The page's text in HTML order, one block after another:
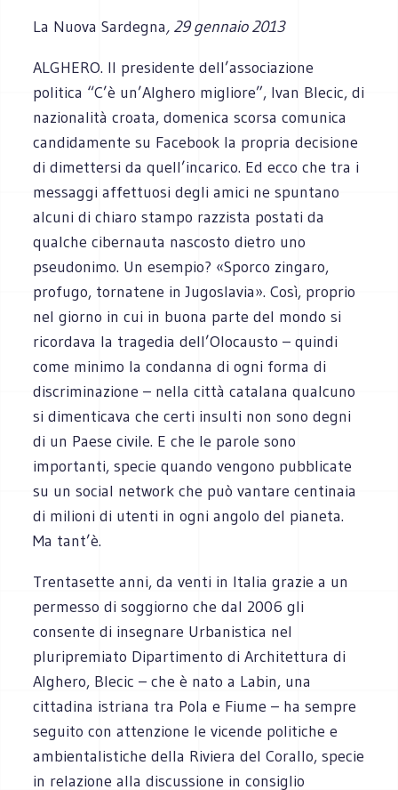
La Nuova Sardegna, 29 gennaio 2013
ALGHERO. Il presidente dell’associazione
politica “C’è un’Alghero migliore”, Ivan Blecic, di
nazionalità croata, domenica scorsa comunica
candidamente su Facebook la propria decisione
di dimettersi da quell’incarico. Ed ecco che tra i
messaggi affettuosi degli amici ne spuntano
alcuni di chiaro stampo razzista postati da
qualche cibernauta nascosto dietro uno
pseudonimo. Un esempio? «Sporco zingaro,
profugo, tornatene in Jugoslavia». Così, proprio
nel giorno in cui in buona parte del mondo si
ricordava la tragedia dell’Olocausto – quindi
come minimo la condanna di ogni forma di
discriminazione – nella città catalana qualcuno
si dimenticava che certi insulti non sono degni
di un Paese civile. E che le parole sono
importanti, specie quando vengono pubblicate
su un social network che può vantare centinaia
di milioni di utenti in ogni angolo del pianeta.
Ma tant’è.
Trentasette anni, da venti in Italia grazie a un
permesso di soggiorno che dal 2006 gli
consente di insegnare Urbanistica nel
pluripremiato Dipartimento di Architettura di
Alghero, Blecic – che è nato a Labin, una
cittadina istriana tra Pola e Fiume – ha sempre
seguito con attenzione le vicende politiche e
ambientalistiche della Riviera del Corallo, specie
in relazione alla discussione in consiglio